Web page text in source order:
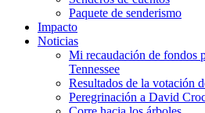
Paquete de senderismo
Impacto
Noticias
Mi recaudación de fondos
Tennessee
Resultados de la votación
Peregrinación a David